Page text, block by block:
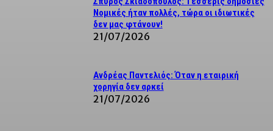
Νομικές ήταν πολλές, τώρα οι ιδιωτικές
δεν μας φτάνουν!
21/07/2026
Ανδρέας Παντελιός: Όταν η εταιρική
χορηγία δεν αρκεί
21/07/2026